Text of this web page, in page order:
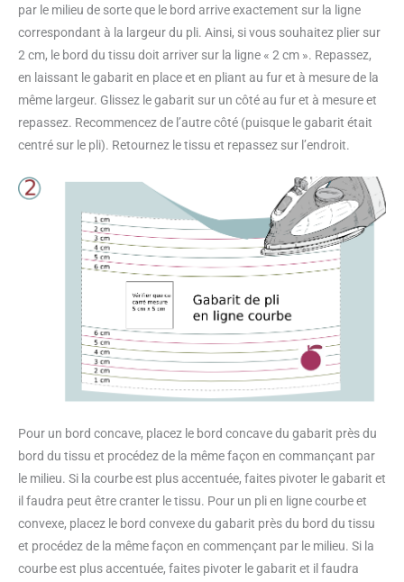
par le milieu de sorte que le bord arrive exactement sur la ligne
correspondant à la largeur du pli. Ainsi, si vous souhaitez plier sur
2 cm, le bord du tissu doit arriver sur la ligne « 2 cm ». Repassez,
en laissant le gabarit en place et en pliant au fur et à mesure de la
même largeur. Glissez le gabarit sur un côté au fur et à mesure et
repassez. Recommencez de l’autre côté (puisque le gabarit était
centré sur le pli). Retournez le tissu et repassez sur l’endroit.
Pour un bord concave, placez le bord concave du gabarit près du
bord du tissu et procédez de la même façon en commançant par
le milieu. Si la courbe est plus accentuée, faites pivoter le gabarit et
il faudra peut être cranter le tissu. Pour un pli en ligne courbe et
convexe, placez le bord convexe du gabarit près du bord du tissu
et procédez de la même façon en commençant par le milieu. Si la
courbe est plus accentuée, faites pivoter le gabarit et il faudra